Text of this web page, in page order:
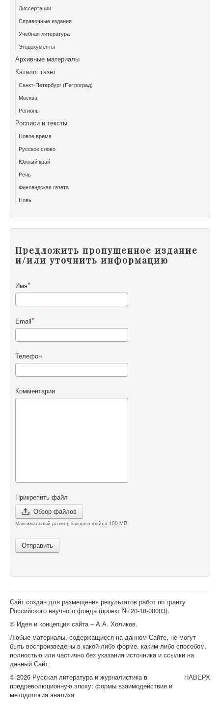
Диссертации
Справочные издания
Учебная литература
Эгодокументы
Архивные материалы
Каталог газет
Санкт-Петербург (Петроград)
Москва
Регионы
Росписи и тексты
Новое время
Русское слово
Южный край
Речь
Финляндская газета
Новь
Предложить пропущенное издание
и/или уточнить информацию
Имя
Email
Телефон
Комментарии
Прикрепить файл
Обзор файлов
Максимальный размер каждого файла 100 MB
Отправить
Сайт создан для размещения результатов работ по гранту
Российского научного фонда (проект № 20-18-00003).
© Идея и концепция сайта – А.А. Холиков.
Любые материалы, содержащиеся на данном Сайте, не могут
быть воспроизведены в какой-либо форме, каким-либо способом,
полностью или частично без указания источника и ссылки на
данный Сайт.
НАВЕРХ
© 2026 Русская литература и журналистика в
предреволюционную эпоху: формы взаимодействия и
методология анализа